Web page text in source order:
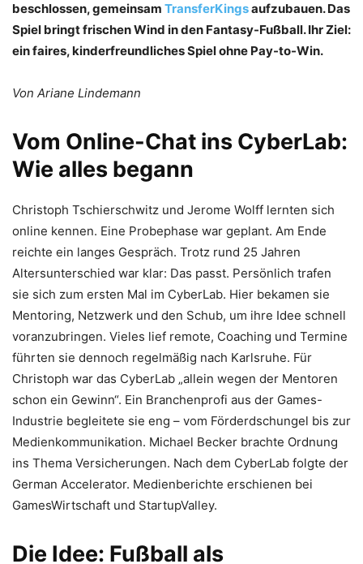
beschlossen, gemeinsam TransferKingsaufzubauen. Das
Spiel bringt frischen Wind in den Fantasy-Fußball. Ihr Ziel:
ein faires, kinderfreundliches Spiel ohne Pay-to-Win.
Von Ariane Lindemann
Vom Online-Chat ins CyberLab:
Wie alles begann
Christoph Tschierschwitz und Jerome Wolff lernten sich
online kennen. Eine Probephase war geplant. Am Ende
reichte ein langes Gespräch. Trotz rund 25 Jahren
Altersunterschied war klar: Das passt. Persönlich trafen
sie sich zum ersten Mal im CyberLab. Hier bekamen sie
Mentoring, Netzwerk und den Schub, um ihre Idee schnell
voranzubringen. Vieles lief remote, Coaching und Termine
führten sie dennoch regelmäßig nach Karlsruhe. Für
Christoph war das CyberLab „allein wegen der Mentoren
schon ein Gewinn“. Ein Branchenprofi aus der Games-
Industrie begleitete sie eng – vom Förderdschungel bis zur
Medienkommunikation. Michael Becker brachte Ordnung
ins Thema Versicherungen. Nach dem CyberLab folgte der
German Accelerator. Medienberichte erschienen bei
GamesWirtschaft und StartupValley.
Die Idee: Fußball als